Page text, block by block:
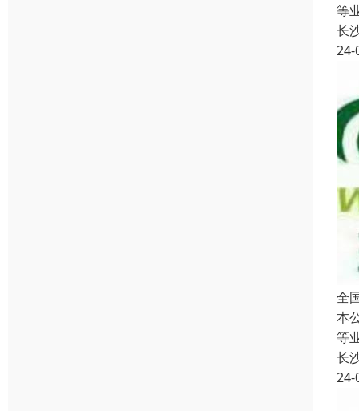
等
长
24-
全
本
等
长
24-